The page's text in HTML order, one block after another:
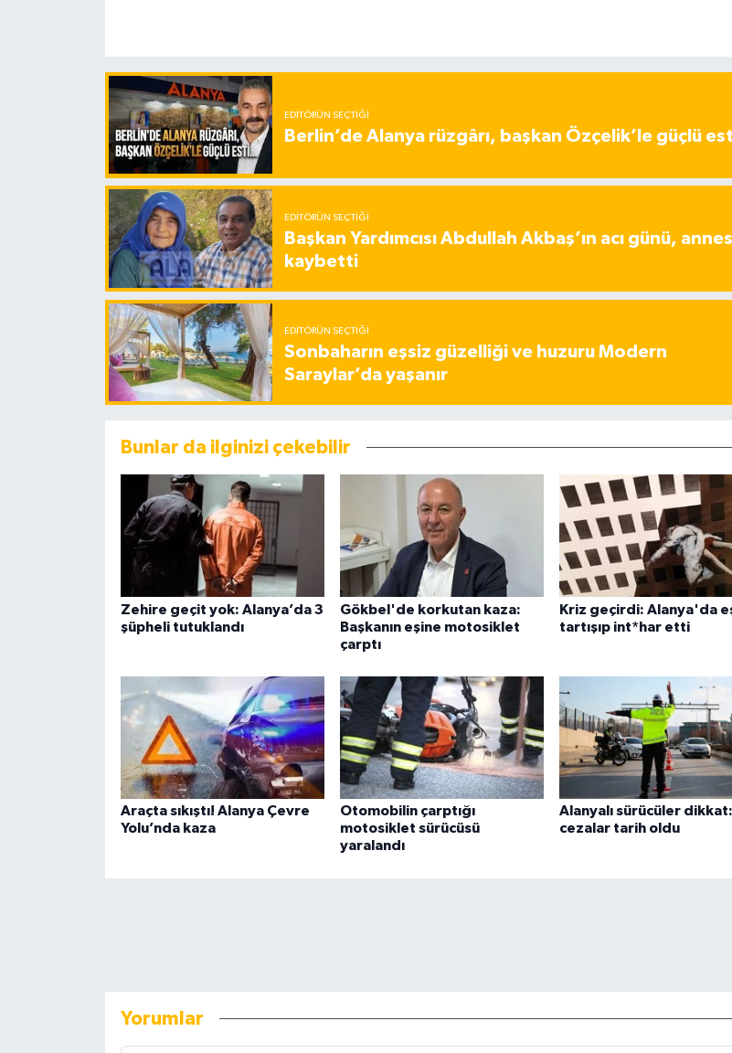
EDITÖRÜN SEÇTIĞI
Berlin’de Alanya rüzgârı, başkan Özçelik’le güçlü
EDITÖRÜN SEÇTIĞI
Başkan Yardımcısı Abdullah Akbaş’ın acı günü,
kaybetti
EDITÖRÜN SEÇTIĞI
Sonbaharın eşsiz güzelliği ve huzuru Modern
Saraylar’da yaşanır
Bunlar da ilginizi çekebilir
Zehire geçit yok: Alanya’da 3
şüpheli tutuklandı
Gökbel'de korkutan kaza:
Başkanın eşine motosiklet
çarptı
Kriz geçirdi: Alanya'da
tartışıp int*har etti
Araçta sıkıştı! Alanya Çevre
Yolu’nda kaza
Otomobilin çarptığı
motosiklet sürücüsü
yaralandı
Alanyalı sürücüler
cezalar tarih oldu
Yorumlar